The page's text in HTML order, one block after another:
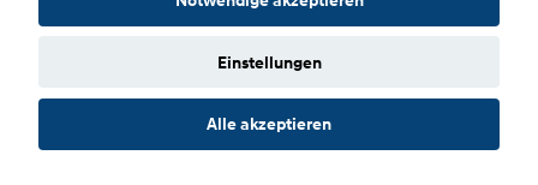
Datenschutz Impressum
Einstellungen
Alle akzeptieren